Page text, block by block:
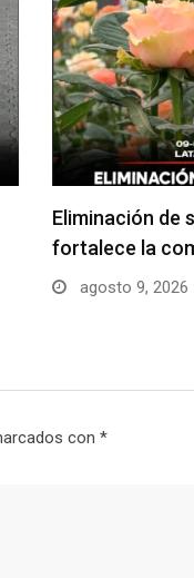
Eliminación de
fortalece la
agosto 9, 2026
con *